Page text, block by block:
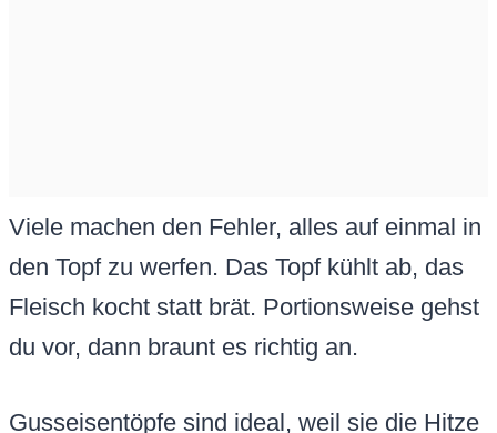
Viele machen den Fehler, alles auf einmal in
den Topf zu werfen. Das Topf kühlt ab, das
Fleisch kocht statt brät. Portionsweise gehst
du vor, dann braunt es richtig an.
Gusseisentöpfe sind ideal, weil sie die Hitze